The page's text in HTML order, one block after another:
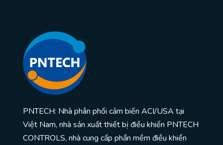
PNTECH: Nhà phân phối cảm biến ACI/USA tại
Việt Nam, nhà sản xuất thiết bị điều khiển PNTECH
CONTROLS, nhà cung cấp phần mềm điều khiển